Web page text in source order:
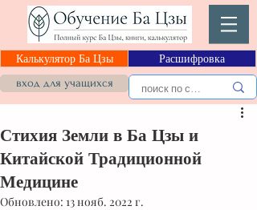
Калькулятор Ба Цзы Расшифровка
вход для учащихся
Стихия Земли в Ба Цзы и
Китайской Традиционной
Медицине
Обновлено: 13 нояб. 2022 г.